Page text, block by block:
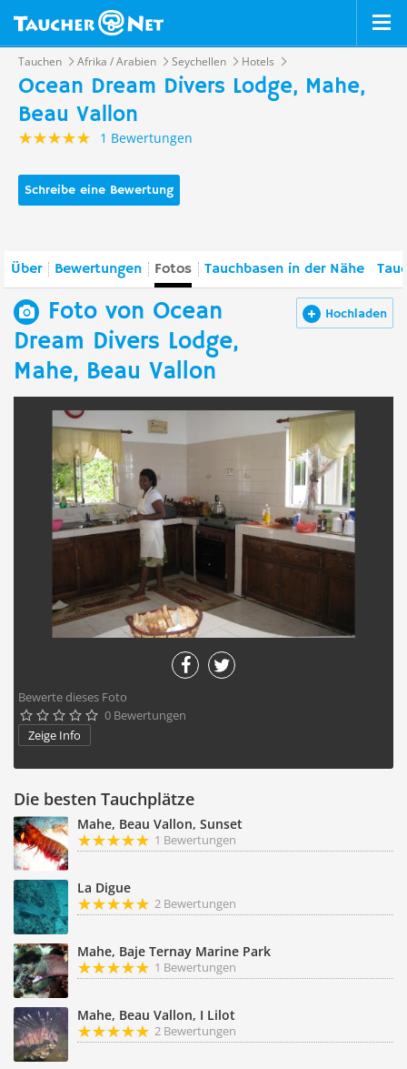
Tauchen Afrika / Arabien Seychellen Hotels
Ocean Dream Divers Lodge, Mahe,
Beau Vallon
1 Bewertungen
Schreibe eine Bewertung
Über Bewertungen Fotos Tauchbasen in der Nähe
Hochladen
Foto von Ocean
Dream Divers Lodge,
Mahe, Beau Vallon
Bewerte dieses Foto
     0 Bewertungen
Zeige Info
Die besten Tauchplätze
Mahe, Beau Vallon, Sunset
1 Bewertungen
La Digue
2 Bewertungen
Mahe, Baje Ternay Marine Park
1 Bewertungen
Mahe, Beau Vallon, I Lilot
2 Bewertungen